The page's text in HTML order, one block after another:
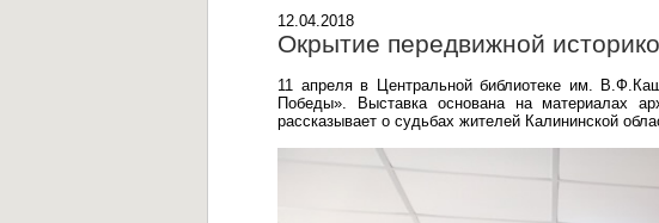
12.04.2018
Окрытие передвижной
11 апреля в Центральной библиотеке им.
Победы». Выставка основана на материалах
рассказывает о судьбах жителей Калининской